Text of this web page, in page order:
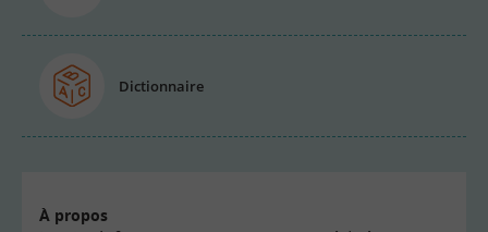
Dictionnaire
À propos